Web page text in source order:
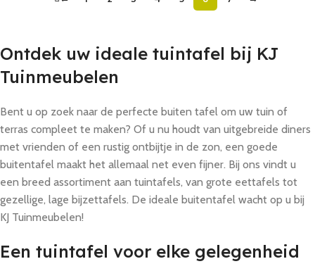
Ontdek uw ideale tuintafel bij KJ
Tuinmeubelen
Bent u op zoek naar de perfecte buiten tafel om uw tuin of
terras compleet te maken? Of u nu houdt van uitgebreide diners
met vrienden of een rustig ontbijtje in de zon, een goede
buitentafel maakt het allemaal net even fijner. Bij ons vindt u
een breed assortiment aan tuintafels, van grote eettafels tot
gezellige, lage bijzettafels. De ideale buitentafel wacht op u bij
KJ Tuinmeubelen!
Een tuintafel voor elke gelegenheid